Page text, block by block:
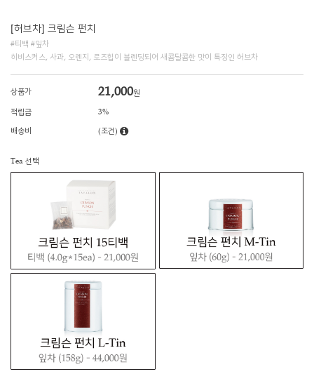
[허브차] 크림슨 펀치
#티백 #잎차
히비스커스, 사과, 오렌지, 로즈힙이 블렌딩되어 새콤달콤한 맛이 특징인 허브차
상품가 21,000원
적립금 3%
배송비 (조건)
Tea 선택